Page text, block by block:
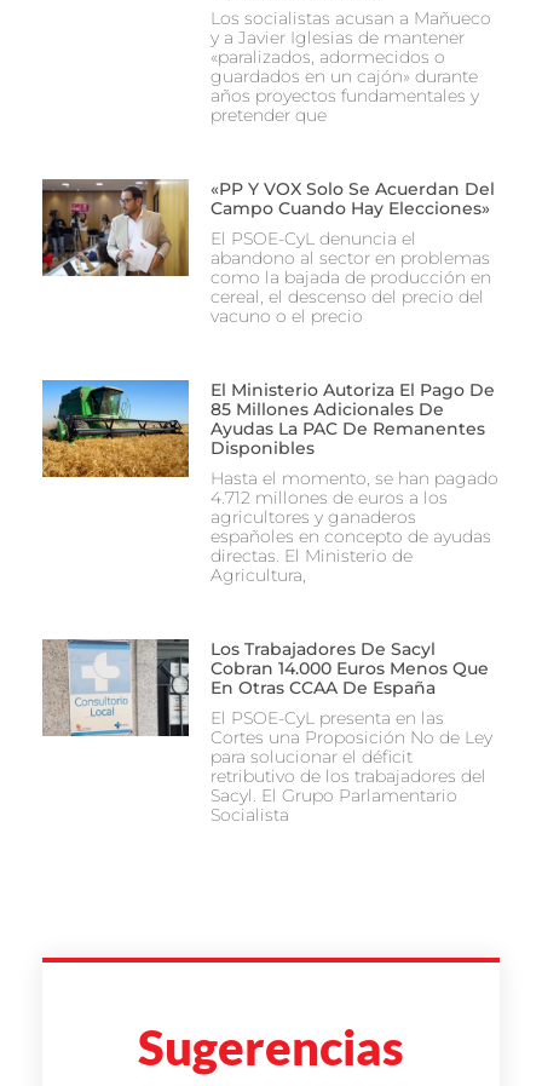
Los socialistas acusan a Mañueco
y a Javier Iglesias de mantener
«paralizados, adormecidos o
guardados en un cajón» durante
años proyectos fundamentales y
pretender que
«PP Y VOX Solo Se Acuerdan Del
Campo Cuando Hay Elecciones»
El PSOE-CyL denuncia el
abandono al sector en problemas
como la bajada de producción en
cereal, el descenso del precio del
vacuno o el precio
El Ministerio Autoriza El Pago De
85 Millones Adicionales De
Ayudas La PAC De Remanentes
Disponibles
Hasta el momento, se han pagado
4.712 millones de euros a los
agricultores y ganaderos
españoles en concepto de ayudas
directas. El Ministerio de
Agricultura,
Los Trabajadores De Sacyl
Cobran 14.000 Euros Menos Que
En Otras CCAA De España
El PSOE-CyL presenta en las
Cortes una Proposición No de Ley
para solucionar el déficit
retributivo de los trabajadores del
Sacyl. El Grupo Parlamentario
Socialista
Sugerencias